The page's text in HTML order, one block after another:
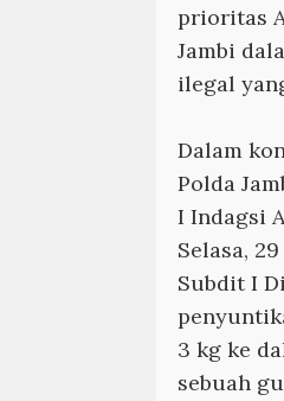
prioritas
Jambi
ilegal
Dalam
Polda
I Indagsi
Selasa,
Subdit I
3 kg ke
sebuah